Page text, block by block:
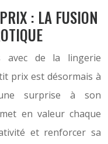
: LA FUSION
avec de la lingerie
prix est désormais à
surprise à son
en valeur chaque
et renforcer sa